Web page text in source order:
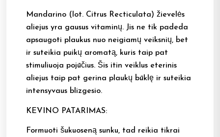
Mandarino (lot. Citrus Recticulata) žievelės
aliejus yra gausus vitaminų. Jis ne tik padeda
apsaugoti plaukus nuo neigiamų veiksnių, bet
ir suteikia puikų aromatą, kuris taip pat
stimuliuoja pojūčius. Šis itin veiklus eterinis
aliejus taip pat gerina plaukų būklę ir suteikia
intensyvaus blizgesio.
KEVINO PATARIMAS:
Formuoti šukuoseną sunku, tad reikia tikrai